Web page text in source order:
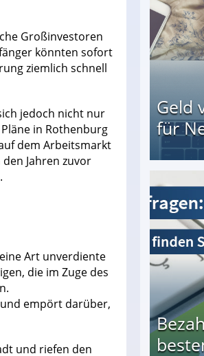
Großinvestoren
könnten sofort
ziemlich schnell
jedoch nicht nur
in Rothenburg
dem Arbeitsmarkt
Jahren zuvor
Art unverdiente
die im Zuge des
empört darüber,
und riefen den
Geld
für